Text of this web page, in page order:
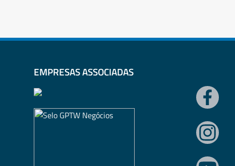
EMPRESAS ASSOCIADAS